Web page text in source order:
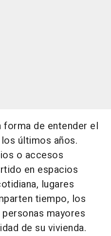
forma de entender el
últimos años.
o accesos
en espacios
lugares
tiempo, los
mayores
de su vivienda.